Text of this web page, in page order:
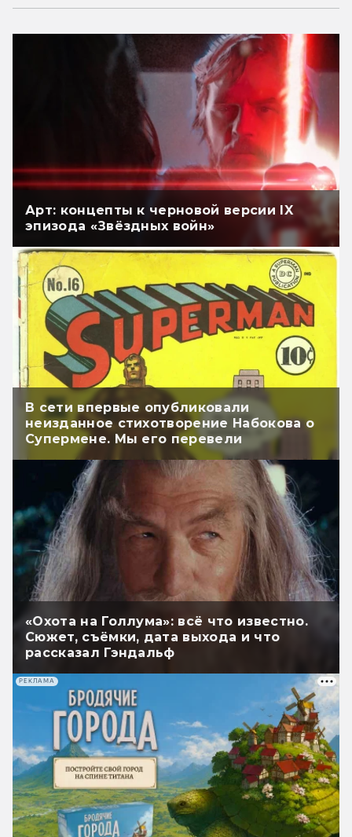
Арт: концепты к черновой версии IX
эпизода «Звёздных войн»
В сети впервые опубликовали
неизданное стихотворение Набокова о
Супермене. Мы его перевели
«Охота на Голлума»: всё что известно.
Сюжет, съёмки, дата выхода и что
рассказал Гэндальф
РЕКЛАМА